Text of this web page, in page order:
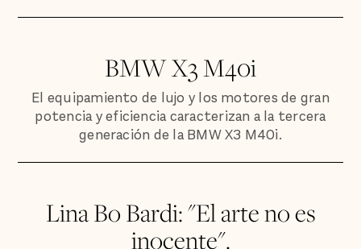
BMW X3 M40i
El equipamiento de lujo y los motores de gran
potencia y eficiencia caracterizan a la tercera
generación de la BMW X3 M40i.
Lina Bo Bardi: "El arte no es
inocente".